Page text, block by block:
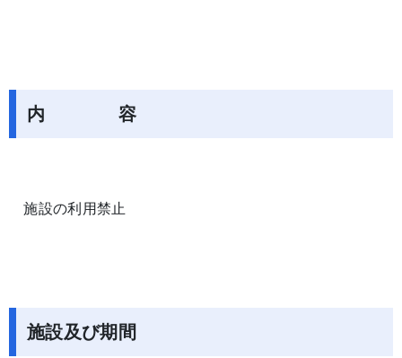
内 容
施設の利用禁止
施設及び期間